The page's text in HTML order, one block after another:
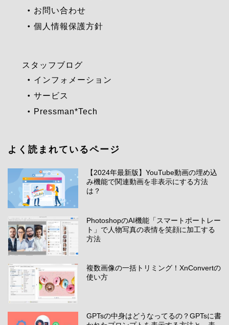
お問い合わせ
個人情報保護方針
スタッフブログ
インフォメーション
サービス
Pressman*Tech
よく読まれているページ
【2024年最新版】YouTube動画の埋め込
み機能で関連動画を非表示にする方法
は？
PhotoshopのAI機能「スマートポートレー
ト」で人物写真の表情を笑顔に加工する
方法
複数画像の一括トリミング！XnConvertの
使い方
GPTsの中身はどうなってるの？GPTsに書